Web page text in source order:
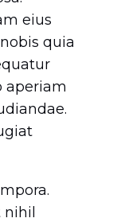
eius
quia
aperiam